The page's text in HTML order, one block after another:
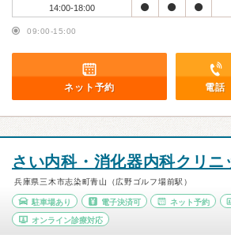
14:00-18:00
09:00-15:00
ネット予約 電話
さい内科・消化器内科クリニ
兵庫県三木市志染町青山（広野ゴルフ場前駅）
駐車場あり 電子決済可 ネット予約
オンライン診療対応